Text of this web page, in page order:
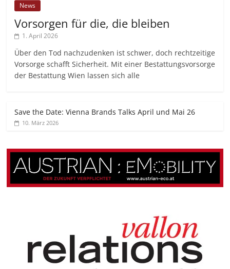
News
Vorsorgen für die, die bleiben
1. April 2026
Über den Tod nachzudenken ist schwer, doch rechtzeitige
Vorsorge schafft Sicherheit. Mit einer Bestattungsvorsorge
der Bestattung Wien lassen sich alle
Save the Date: Vienna Brands Talks April und Mai 26
10. März 2026